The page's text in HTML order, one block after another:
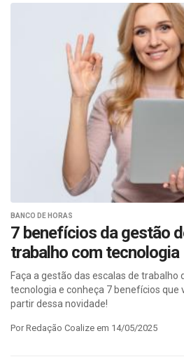
BANCO DE HORAS
7 benefícios da gestão
trabalho com tecnologia
Faça a gestão das escalas de trabalho
tecnologia e conheça 7 benefícios que
partir dessa novidade!
Por Redação Coalize em 14/05/2025